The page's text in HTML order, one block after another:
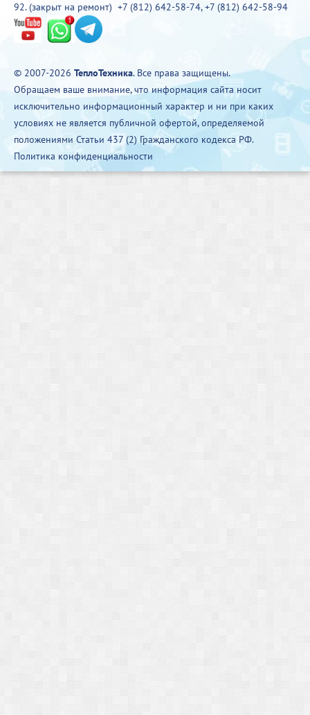
92. (закрыт на ремонт) +7 (812) 642-58-74,+7 (812) 642-58-94
© 2007-2026 ТеплоТехника. Все права защищены.
Обращаем ваше внимание, что информация сайта носит
исключительно информационный характер и ни при каких
условиях не является публичной офертой, определяемой
положениями Статьи 437 (2) Гражданского кодекса РФ.
Политика конфиденциальности